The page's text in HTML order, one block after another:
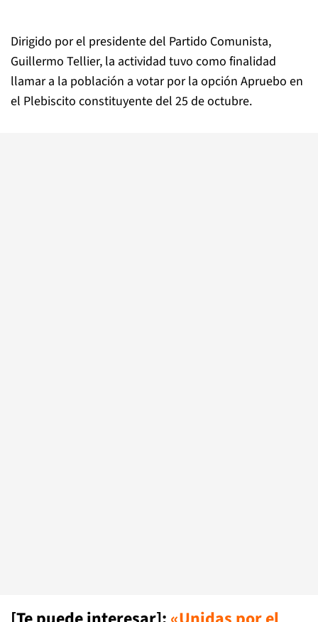
Dirigido por el presidente del Partido Comunista,
Guillermo Tellier, la actividad tuvo como finalidad
llamar a la población a votar por la opción Apruebo en
el Plebiscito constituyente del 25 de octubre.